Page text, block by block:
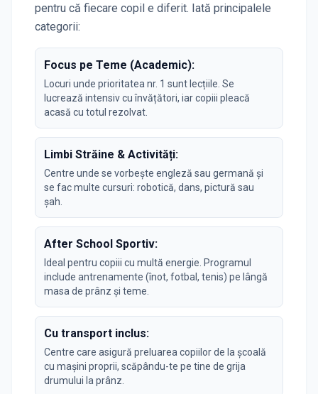
pentru că fiecare copil e diferit. Iată principalele
categorii:
Focus pe Teme (Academic):
Locuri unde prioritatea nr. 1 sunt lecțiile. Se
lucrează intensiv cu învățători, iar copiii pleacă
acasă cu totul rezolvat.
Limbi Străine & Activități:
Centre unde se vorbește engleză sau germană și
se fac multe cursuri: robotică, dans, pictură sau
șah.
After School Sportiv:
Ideal pentru copiii cu multă energie. Programul
include antrenamente (înot, fotbal, tenis) pe lângă
masa de prânz și teme.
Cu transport inclus:
Centre care asigură preluarea copiilor de la școală
cu mașini proprii, scăpându-te pe tine de grija
drumului la prânz.